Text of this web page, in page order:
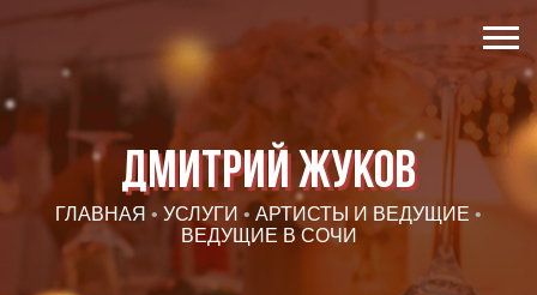
Дмитрий Жуков
ГЛАВНАЯ • УСЛУГИ • АРТИСТЫ И ВЕДУЩИЕ •
ВЕДУЩИЕ В СОЧИ